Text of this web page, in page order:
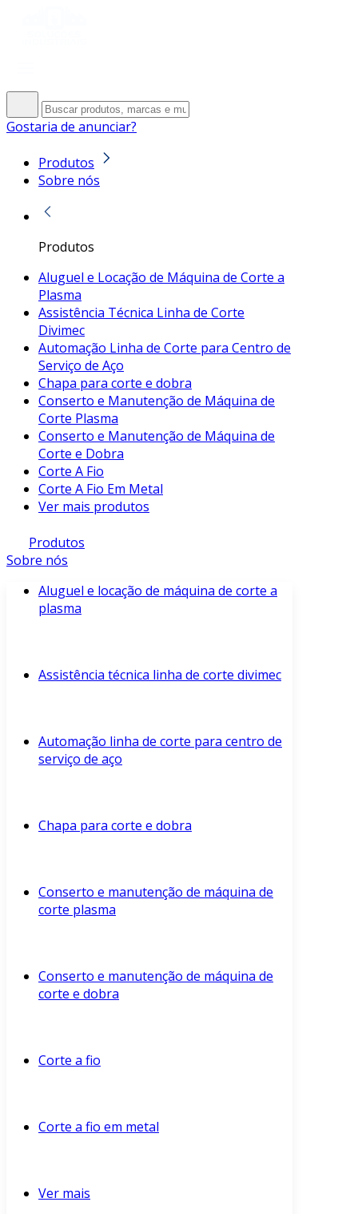
Gostaria de anunciar?
Produtos
Sobre nós
Produtos
Aluguel e Locação de Máquina de Corte a
Plasma
Assistência Técnica Linha de Corte
Divimec
Automação Linha de Corte para Centro de
Serviço de Aço
Chapa para corte e dobra
Conserto e Manutenção de Máquina de
Corte Plasma
Conserto e Manutenção de Máquina de
Corte e Dobra
Corte A Fio
Corte A Fio Em Metal
Ver mais produtos
Produtos
Sobre nós
Aluguel e locação de máquina de corte a
plasma
Assistência técnica linha de corte divimec
Automação linha de corte para centro de
serviço de aço
Chapa para corte e dobra
Conserto e manutenção de máquina de
corte plasma
Conserto e manutenção de máquina de
corte e dobra
Corte a fio
Corte a fio em metal
Ver mais